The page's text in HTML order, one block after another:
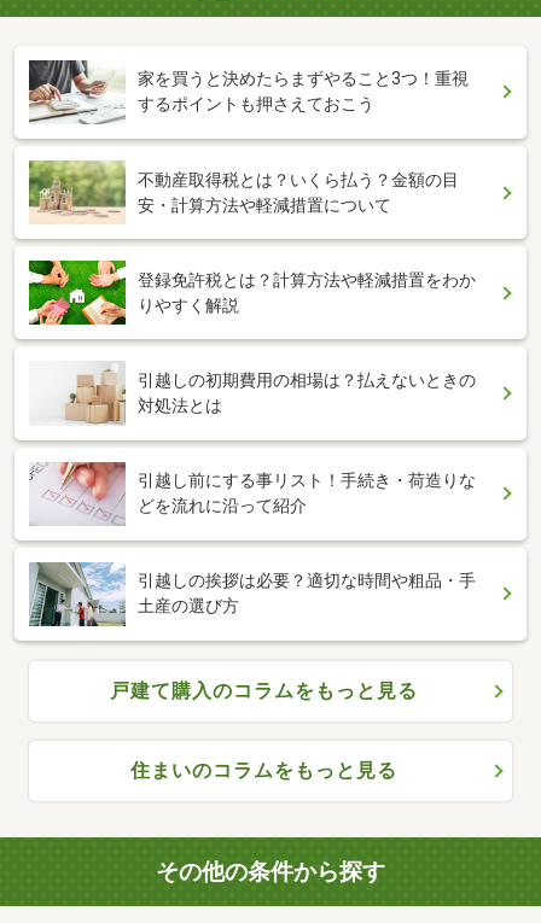
家を買うと決めたらまずやること3つ！重視
するポイントも押さえておこう
不動産取得税とは？いくら払う？金額の目
安・計算方法や軽減措置について
登録免許税とは？計算方法や軽減措置をわか
りやすく解説
引越しの初期費用の相場は？払えないときの
対処法とは
引越し前にする事リスト！手続き・荷造りな
どを流れに沿って紹介
引越しの挨拶は必要？適切な時間や粗品・手
土産の選び方
戸建て購入のコラムをもっと見る
住まいのコラムをもっと見る
その他の条件から探す